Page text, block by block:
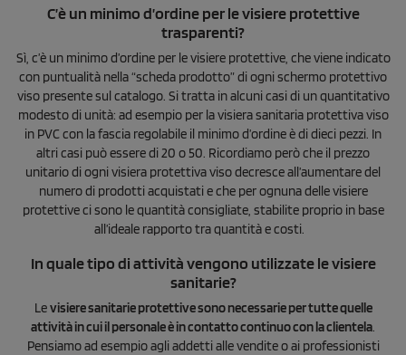
C’è un minimo d’ordine per le visiere protettive
trasparenti?
Sì, c’è un minimo d’ordine per le visiere protettive, che viene indicato
con puntualità nella “scheda prodotto” di ogni schermo protettivo
viso presente sul catalogo. Si tratta in alcuni casi di un quantitativo
modesto di unità: ad esempio per la visiera sanitaria protettiva viso
in PVC con la fascia regolabile il minimo d’ordine è di dieci pezzi. In
altri casi può essere di 20 o 50. Ricordiamo però che il prezzo
unitario di ogni visiera protettiva viso decresce all’aumentare del
numero di prodotti acquistati e che per ognuna delle visiere
protettive ci sono le quantità consigliate, stabilite proprio in base
all’ideale rapporto tra quantità e costi.
In quale tipo di attività vengono utilizzate le visiere
sanitarie?
Levisiere sanitarie protettive sono necessarie per tutte quelle
attività in cui il personale è in contatto continuo con la clientela.
Pensiamo ad esempio agli addetti alle vendite o ai professionisti